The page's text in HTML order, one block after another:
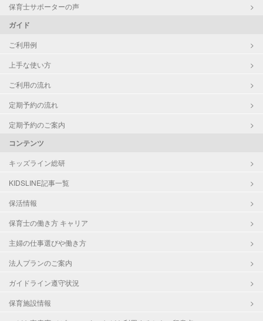
保育士サポーターの声
ガイド
ご利用例
上手な使い方
ご利用の流れ
定期予約の流れ
定期予約のご案内
コンテンツ
キッズライン総研
KIDSLINE記事一覧
保活情報
保育士の働き方 キャリア
主婦の仕事選びや働き方
法人プランのご案内
ガイドライン遵守状況
保育施設情報